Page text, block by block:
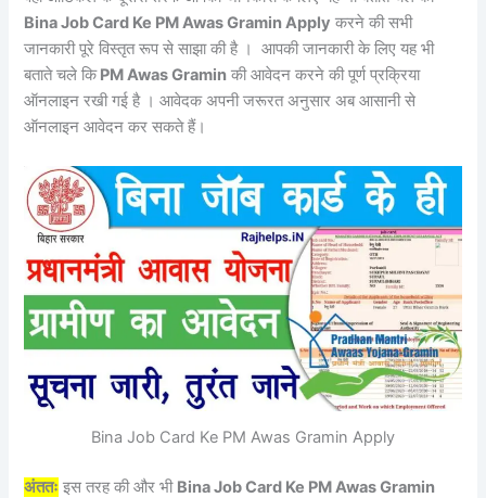
Bina Job Card Ke PM Awas Gramin Apply करने की सभी
जानकारी पूरे विस्तृत रूप से साझा की है । आपकी जानकारी के लिए यह भी
बताते चले किPM Awas Gramin की आवेदन करने की पूर्ण प्रक्रिया
ऑनलाइन रखी गई है । आवेदक अपनी जरूरत अनुसार अब आसानी से
ऑनलाइन आवेदन कर सकते हैं।
Bina Job Card Ke PM Awas Gramin Apply
अंततः इस तरह की और भी Bina Job Card Ke PM Awas Gramin